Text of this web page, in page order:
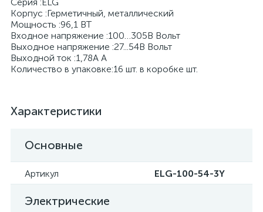
Корпус :Герметичный, металлический
Мощность :96,1 BT
Входное напряжение :100…305В Вольт
Выходное напряжение :27...54В Вольт
Выходной ток :1,78А А
Количество в упаковке:16 шт. в коробке шт.
Характеристики
Основные
Артикул ELG-100-54-3Y
Электрические